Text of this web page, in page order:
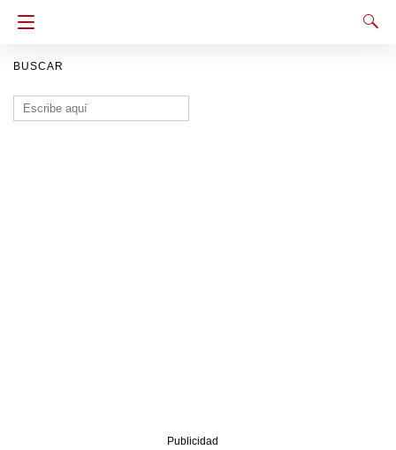
BUSCAR
Buscar:
Publicidad